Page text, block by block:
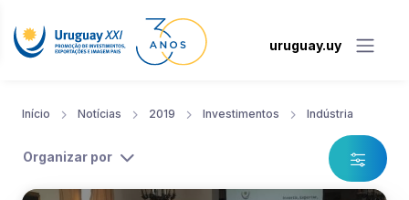
uruguay.uy
Início Notícias 2019 Investimentos Indústria
Organizar por